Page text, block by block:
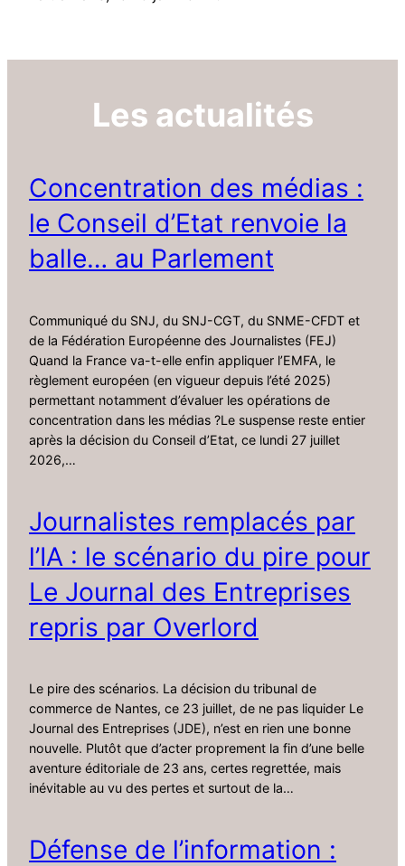
Les actualités
Concentration des médias :
le Conseil d’Etat renvoie la
balle… au Parlement
Communiqué du SNJ, du SNJ-CGT, du SNME-CFDT et
de la Fédération Européenne des Journalistes (FEJ)
Quand la France va-t-elle enfin appliquer l’EMFA, le
règlement européen (en vigueur depuis l’été 2025)
permettant notamment d’évaluer les opérations de
concentration dans les médias ?Le suspense reste entier
après la décision du Conseil d’Etat, ce lundi 27 juillet
2026,…
Journalistes remplacés par
l’IA : le scénario du pire pour
Le Journal des Entreprises
repris par Overlord
Le pire des scénarios. La décision du tribunal de
commerce de Nantes, ce 23 juillet, de ne pas liquider Le
Journal des Entreprises (JDE), n’est en rien une bonne
nouvelle. Plutôt que d’acter proprement la fin d’une belle
aventure éditoriale de 23 ans, certes regrettée, mais
inévitable au vu des pertes et surtout de la…
Défense de l’information :